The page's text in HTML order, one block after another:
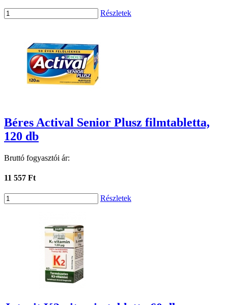
Részletek
Béres Actival Senior Plusz filmtabletta,
120 db
Bruttó fogyasztói ár:
11 557 Ft
Részletek